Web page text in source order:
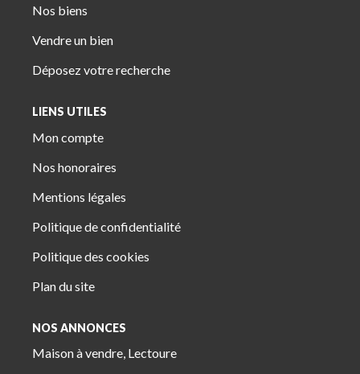
Nos biens
Vendre un bien
Déposez votre recherche
LIENS UTILES
Mon compte
Nos honoraires
Mentions légales
Politique de confidentialité
Politique des cookies
Plan du site
NOS ANNONCES
Maison à vendre, Lectoure